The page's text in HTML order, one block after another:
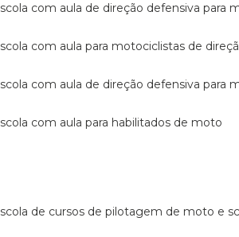
escola com aula de direção defensiva para
escola com aula para motociclistas de
escola com aula de direção defensiva para
escola com aula para habilitados de moto
escola de cursos de pilotagem de moto e